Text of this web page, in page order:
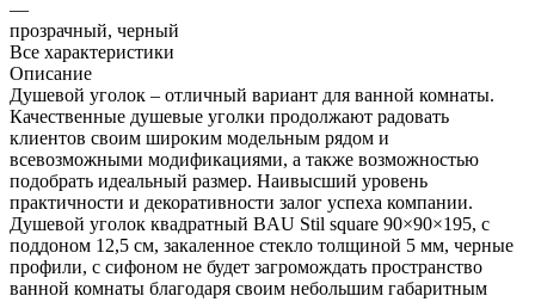
—
прозрачный, черный
Все характеристики
Описание
Душевой уголок – отличный вариант для ванной комнаты.
Качественные душевые уголки продолжают радовать
клиентов своим широким модельным рядом и
всевозможными модификациями, а также возможностью
подобрать идеальный размер. Наивысший уровень
практичности и декоративности залог успеха компании.
Душевой уголок квадратный BAU Stil square 90×90×195, с
поддоном 12,5 см, закаленное стекло толщиной 5 мм, черные
профили, с сифоном не будет загромождать пространство
ванной комнаты благодаря своим небольшим габаритным